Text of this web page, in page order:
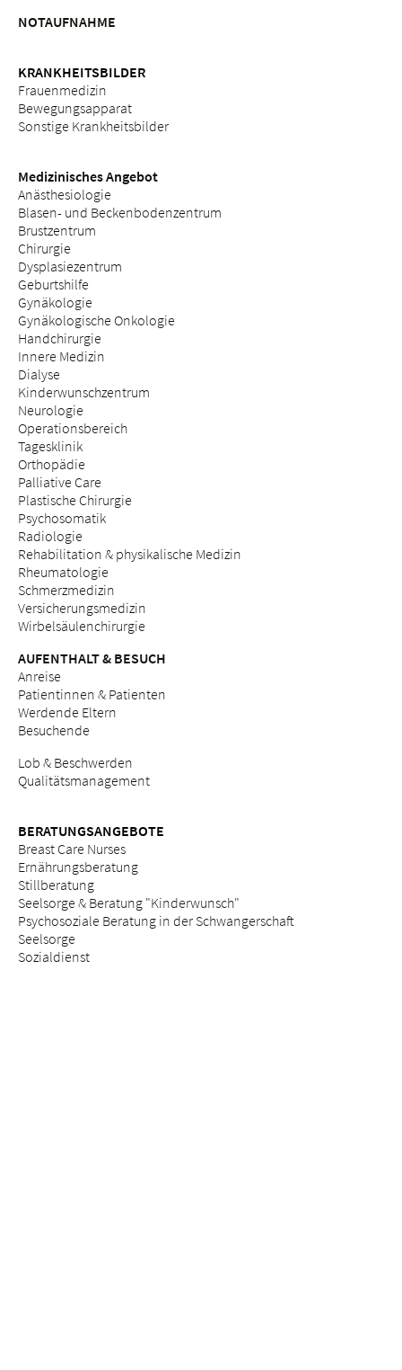
NOTAUFNAHME
KRANKHEITSBILDER
Frauenmedizin
Bewegungsapparat
Sonstige Krankheitsbilder
Medizinisches Angebot
Anästhesiologie
Blasen- und Beckenbodenzentrum
Brustzentrum
Chirurgie
Dysplasiezentrum
Geburtshilfe
Gynäkologie
Gynäkologische Onkologie
Handchirurgie
Innere Medizin
Dialyse
Kinderwunschzentrum
Neurologie
Operationsbereich
Tagesklinik
Orthopädie
Palliative Care
Plastische Chirurgie
Psychosomatik
Radiologie
Rehabilitation & physikalische Medizin
Rheumatologie
Schmerzmedizin
Versicherungsmedizin
Wirbelsäulenchirurgie
AUFENTHALT & BESUCH
Anreise
Patientinnen & Patienten
Werdende Eltern
Besuchende
Lob & Beschwerden
Qualitätsmanagement
BERATUNGSANGEBOTE
Breast Care Nurses
Ernährungsberatung
Stillberatung
Seelsorge & Beratung "Kinderwunsch"
Psychosoziale Beratung in der Schwangerschaft
Seelsorge
Sozialdienst